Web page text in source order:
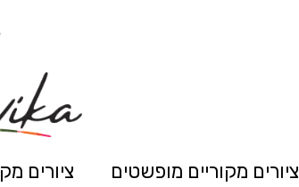
ציורים מקוריים מופשטים ציורים